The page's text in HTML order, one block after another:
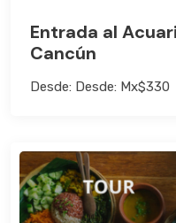
Entrada al
Cancún
Desde: Desde: Mx$330